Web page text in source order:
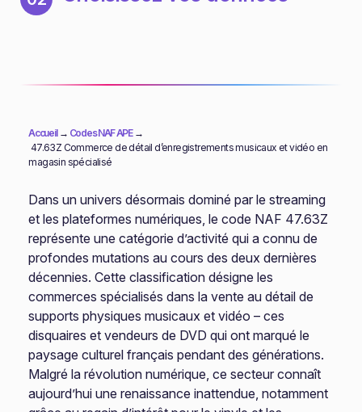
Accueil→ Codes NAF APE→
47.63Z Commerce de détail d’enregistrements musicaux et vidéo en
magasin spécialisé
Dans un univers désormais dominé par le streaming
et les plateformes numériques, le code NAF 47.63Z
représente une catégorie d’activité qui a connu de
profondes mutations au cours des deux dernières
décennies. Cette classification désigne les
commerces spécialisés dans la vente au détail de
supports physiques musicaux et vidéo – ces
disquaires et vendeurs de DVD qui ont marqué le
paysage culturel français pendant des générations.
Malgré la révolution numérique, ce secteur connaît
aujourd’hui une renaissance inattendue, notamment